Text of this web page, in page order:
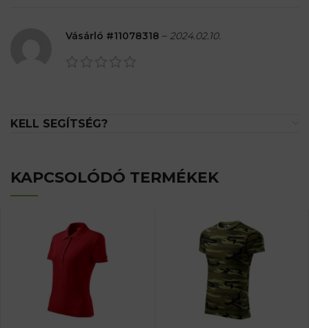
Vásárló #11078318 – 2024.02.10.
KELL SEGÍTSÉG?
KAPCSOLÓDÓ TERMÉKEK